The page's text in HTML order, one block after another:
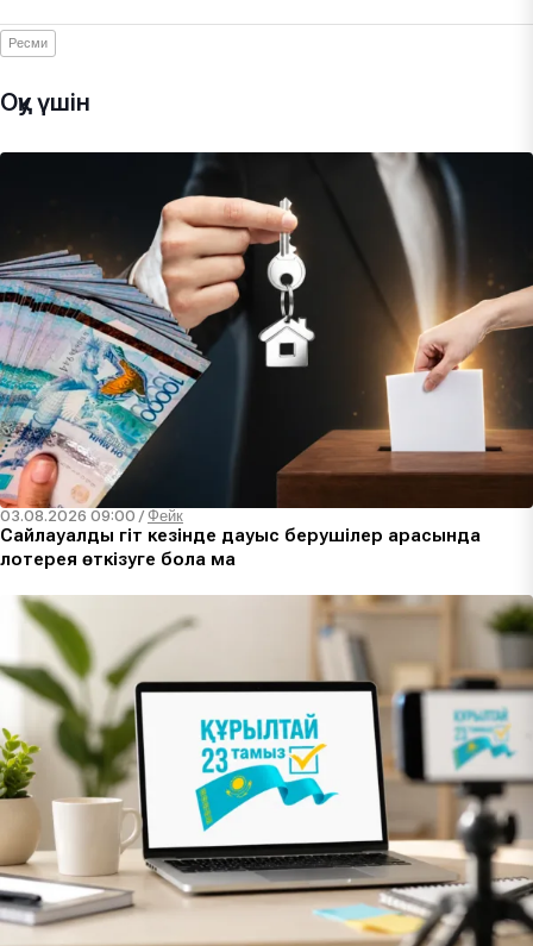
Ресми
Оқу үшін
03.08.2026 09:00 /Фейк
Сайлауалды үгіт кезінде дауыс берушілер арасында
лотерея өткізуге бола ма